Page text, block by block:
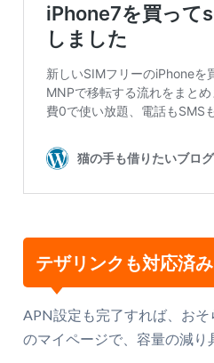
テザリンクも対応済み
APN設定も完了すれば、お
のマイページで、容量の減り